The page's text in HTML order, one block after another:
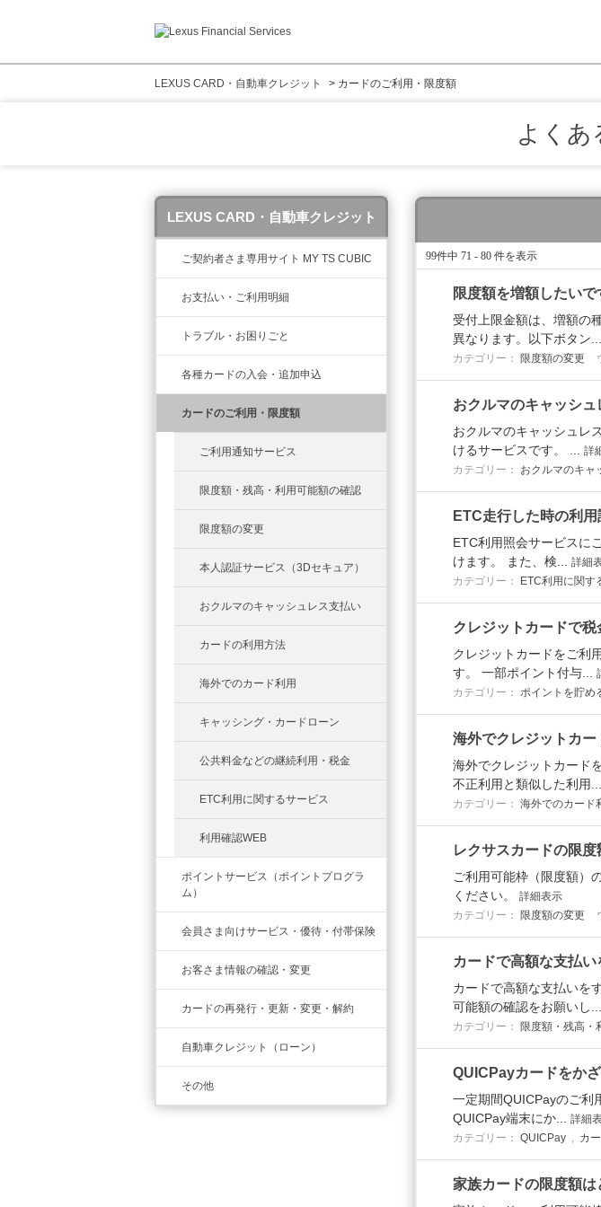
LEXUS CARD・自動車クレジット > カードのご利用・限度額
LEXUS CARD・自動車クレジット
ご契約者さま専用サイト MY TS CUBIC
お支払い・ご利用明細
トラブル・お困りごと
各種カードの入会・追加申込
カードのご利用・限度額
ご利用通知サービス
限度額・残高・利用可能額の確認
限度額の変更
本人認証サービス（3Dセキュア）
おクルマのキャッシュレス支払い
カードの利用方法
海外でのカード利用
キャッシング・カードローン
公共料金などの継続利用・税金
ETC利用に関するサービス
利用確認WEB
ポイントサービス（ポイントプログラ
ム）
会員さま向けサービス・優待・付帯保険
お客さま情報の確認・変更
カードの再発行・更新・変更・解約
自動車クレジット（ローン）
その他
よくあ
99件中 71 - 80 件を表示
限度額を増額したい
受付上限金額は、増額の
異なります。以下ボタン...
カテゴリー： 限度額の変更
おクルマのキャッシ
おクルマのキャッシュレ
けるサービスです。 ...
詳
カテゴリー： おクルマのキャ
ETC走行した時の利用
ETC利用照会サービスに
けます。 また、検...
詳細
カテゴリー： ETC利用に関す
クレジットカードで
クレジットカードをご利
す。 一部ポイント付与...
カテゴリー： ポイントを貯め
海外でクレジットカ
海外でクレジットカード
不正利用と類似した利用...
カテゴリー： 海外でのカード
レクサスカードの限
ご利用可能枠（限度額）
ください。
詳細表示
カテゴリー： 限度額の変更
カードで高額な支払
カードで高額な支払いを
可能額の確認をお願いし...
カテゴリー： 限度額・残高・
QUICPayカードをか
一定期間QUICPayのご利
QUICPay端末にか...
詳細
カテゴリー： QUICPay , カ
家族カードの限度額